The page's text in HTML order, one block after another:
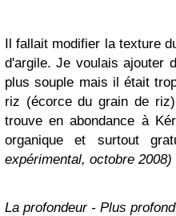
Il fallait modifier la texture
d'argile. Je voulais ajouter
plus souple mais il était
riz (écorce du grain de
trouve en abondance à
organique et surtout
expérimental, octobre 2008)
La profondeur - Plus profond